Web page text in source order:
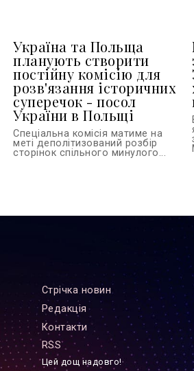
Україна та Польща
планують створити
постійну комісію для
розв'язання історичних
суперечок - посол
України в Польщі
Спеціальна комісія матиме на
меті деполітизований розбір
сторінок спільного минулого...
Стрiчка новин
Редакцiя
Контакти
RSS
Цей дощ надовго!